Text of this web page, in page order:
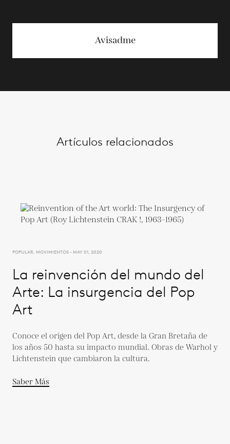
Avisadme
Artículos relacionados
POPULAR, MOVIMIENTOS - MAY 01, 2020
La reinvención del mundo del
Arte: La insurgencia del Pop
Art
Conoce el origen del Pop Art, desde la Gran Bretaña de
los años 50 hasta su impacto mundial. Obras de Warhol y
Lichtenstein que cambiaron la cultura.
Saber Más